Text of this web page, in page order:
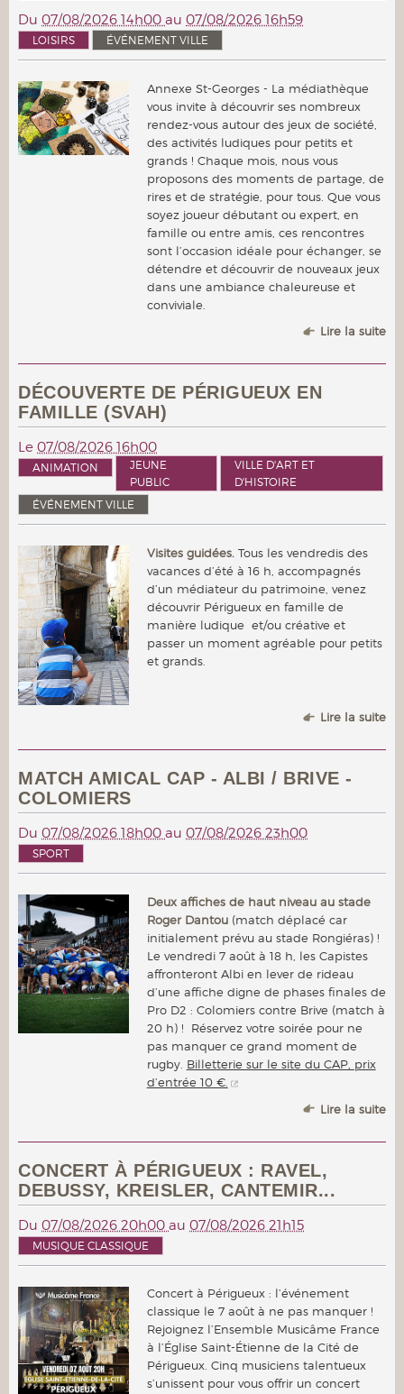
Du 07/08/2026 14h00 au 07/08/2026 16h59
LOISIRS ÉVÉNEMENT VILLE
Annexe St-Georges - La médiathèque
vous invite à découvrir ses nombreux
rendez-vous autour des jeux de société,
des activités ludiques pour petits et
grands ! Chaque mois, nous vous
proposons des moments de partage, de
rires et de stratégie, pour tous. Que vous
soyez joueur débutant ou expert, en
famille ou entre amis, ces rencontres
sont l’occasion idéale pour échanger, se
détendre et découvrir de nouveaux jeux
dans une ambiance chaleureuse et
conviviale.
Lire la suite
DÉCOUVERTE DE PÉRIGUEUX EN
FAMILLE (SVAH)
Le 07/08/2026 16h00
ANIMATION
JEUNE
PUBLIC
VILLE D'ART ET
D'HISTOIRE
ÉVÉNEMENT VILLE
Visites guidées. Tous les vendredis des
vacances d’été à 16 h, accompagnés
d’un médiateur du patrimoine, venez
découvrir Périgueux en famille de
manière ludique et/ou créative et
passer un moment agréable pour petits
et grands.
Lire la suite
MATCH AMICAL CAP - ALBI / BRIVE -
COLOMIERS
Du 07/08/2026 18h00 au 07/08/2026 23h00
SPORT
Deux affiches de haut niveau au stade
Roger Dantou(match déplacé car
initialement prévu au stade Rongiéras) !
Le vendredi 7 août à 18 h, les Capistes
affronteront Albi en lever de rideau
d’une affiche digne de phases finales de
Pro D2 : Colomiers contre Brive (match à
20 h) ! Réservez votre soirée pour ne
pas manquer ce grand moment de
rugby. Billetterie sur le site du CAP, prix
d’entrée 10 €.
Lire la suite
CONCERT À PÉRIGUEUX : RAVEL,
DEBUSSY, KREISLER, CANTEMIR...
Du 07/08/2026 20h00 au 07/08/2026 21h15
MUSIQUE CLASSIQUE
Concert à Périgueux : l’événement
classique le 7 août à ne pas manquer !
Rejoignez l’Ensemble Musicâme France
à l’Église Saint-Étienne de la Cité de
Périgueux. Cinq musiciens talentueux
s’unissent pour vous offrir un concert